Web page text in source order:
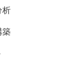
析
築